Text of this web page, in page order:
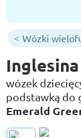
Wózki
wózek
podstawką do
Emerald